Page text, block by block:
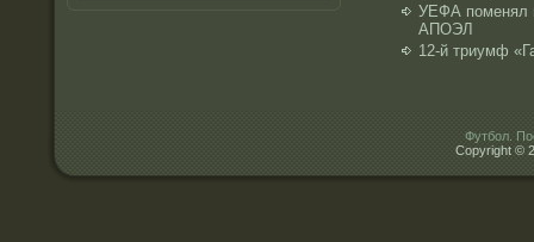
УЕФА поменял
АПОЭЛ
12-й триумф
Футбол.
Copyright ©